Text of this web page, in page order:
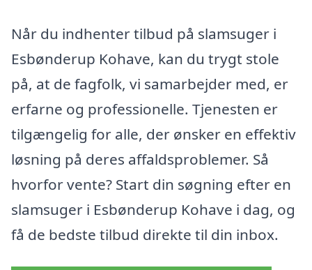
Når du indhenter tilbud på slamsuger i
Esbønderup Kohave, kan du trygt stole
på, at de fagfolk, vi samarbejder med, er
erfarne og professionelle. Tjenesten er
tilgængelig for alle, der ønsker en effektiv
løsning på deres affaldsproblemer. Så
hvorfor vente? Start din søgning efter en
slamsuger i Esbønderup Kohave i dag, og
få de bedste tilbud direkte til din inbox.